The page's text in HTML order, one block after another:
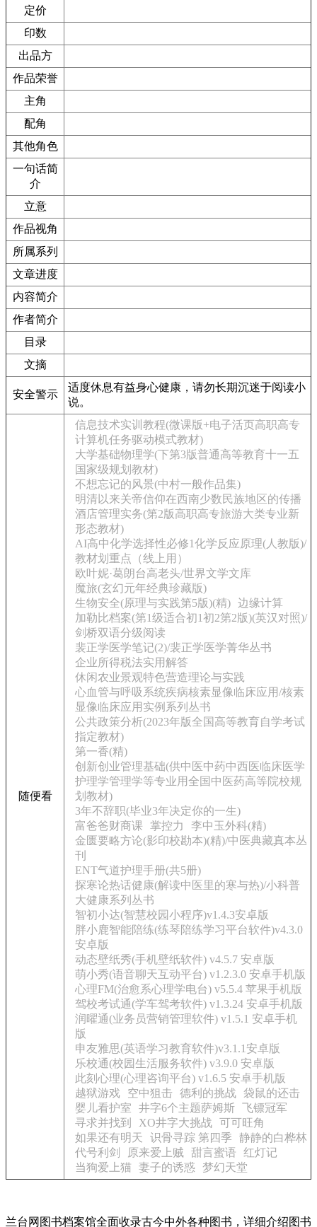
定价
印数
出品方
作品荣誉
主角
配角
其他角色
一句话简
介
立意
作品视角
所属系列
文章进度
内容简介
作者简介
目录
文摘
安全警示
适度休息有益身心健康，请勿长期沉迷于阅读小
说。
随便看
信息技术实训教程(微课版+电子活页高职高专
计算机任务驱动模式教材)
大学基础物理学(下第3版普通高等教育十一五
国家级规划教材)
不想忘记的风景(中村一般作品集)
明清以来关帝信仰在西南少数民族地区的传播
酒店管理实务(第2版高职高专旅游大类专业新
形态教材)
AI高中化学选择性必修1化学反应原理(人教版)/
教材划重点（线上用）
欧叶妮·葛朗台高老头/世界文学文库
魔旅(玄幻元年经典珍藏版)
生物安全(原理与实践第5版)(精) 边缘计算
加勒比档案(第1级适合初1初2第2版)(英汉对照)/
剑桥双语分级阅读
裴正学医学笔记(2)/裴正学医学菁华丛书
企业所得税法实用解答
休闲农业景观特色营造理论与实践
心血管与呼吸系统疾病核素显像临床应用/核素
显像临床应用实例系列丛书
公共政策分析(2023年版全国高等教育自学考试
指定教材)
第一香(精)
创新创业管理基础(供中医中药中西医临床医学
护理学管理学等专业用全国中医药高等院校规
划教材)
3年不辞职(毕业3年决定你的一生)
富爸爸财商课 掌控力
李中玉外科(精)
金匮要略方论(影印校勘本)(精)/中医典藏真本丛
刊
ENT气道护理手册(共5册)
探寒论热话健康(解读中医里的寒与热)/小科普
大健康系列丛书
智初小达(智慧校园小程序)v1.4.3安卓版
胖小鹿智能陪练(练琴陪练学习平台软件)v4.3.0
安卓版
动态壁纸秀(手机壁纸软件) v4.5.7 安卓版
萌小秀(语音聊天互动平台) v1.2.3.0 安卓手机版
心理FM(治愈系心理学电台) v5.5.4 苹果手机版
驾校考试通(学车驾考软件) v1.3.24 安卓手机版
润曜通(业务员营销管理软件) v1.5.1 安卓手机
版
申友雅思(英语学习教育软件)v3.1.1安卓版
乐校通(校园生活服务软件) v3.9.0 安卓版
此刻心理(心理咨询平台) v1.6.5 安卓手机版
越狱游戏
空中狙击 德利的挑战 袋鼠的还击
婴儿看护室
井字6个主题萨姆斯 飞镖冠军
寻求并找到
XO井字大挑战 可可旺角
如果还有明天
识骨寻踪 第四季
静静的白桦林
代号利剑
原来爱上贼 甜言蜜语
红灯记
当狗爱上猫
妻子的诱惑 梦幻天堂
兰台网图书档案馆全面收录古今中外各种图书，详细介绍图书